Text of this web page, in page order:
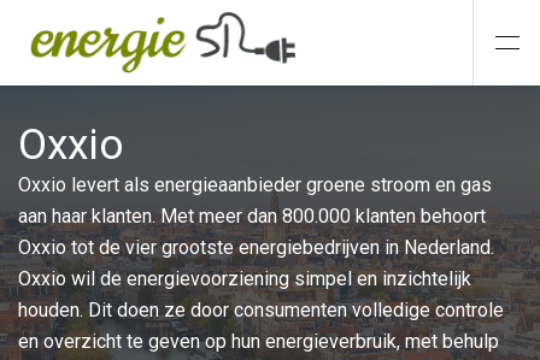
Oxxio
Oxxio levert als energieaanbieder groene stroom en gas
aan haar klanten. Met meer dan 800.000 klanten behoort
Oxxio tot de vier grootste energiebedrijven in Nederland.
Oxxio wil de energievoorziening simpel en inzichtelijk
houden. Dit doen ze door consumenten volledige controle
en overzicht te geven op hun energieverbruik, met behulp